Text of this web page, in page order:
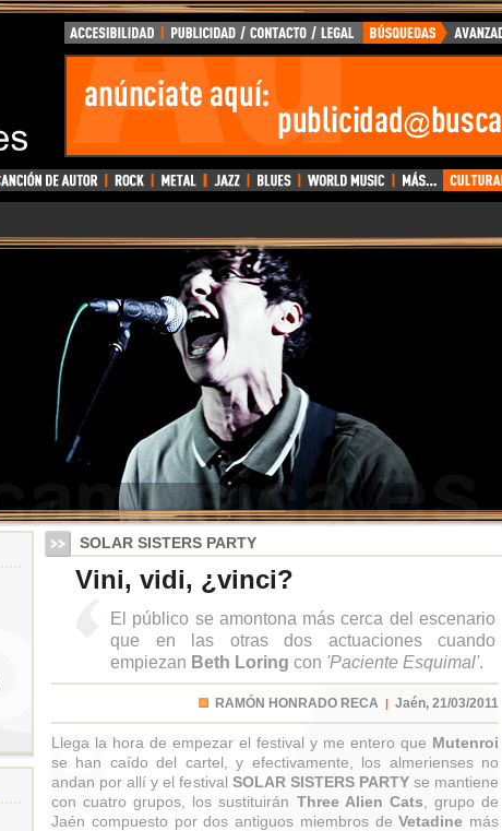
SOLAR SISTERS PARTY
Vini, vidi, ¿vinci?
El público se amontona más cerca del escenario
que en las otras dos actuaciones cuando
empiezan Beth Loring con 'Paciente Esquimal'.
RAMÓN HONRADO RECA | Jaén, 21/03/2011
Llega la hora de empezar el festival y me entero que Mutenroi
se han caído del cartel, y efectivamente, los almerienses no
andan por allí y el festival SOLAR SISTERS PARTYse mantiene
con cuatro grupos, los sustituirán Three Alien Cats , grupo de
Jaén compuesto por dos antiguos miembros deVetadine más